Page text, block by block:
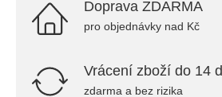
Doprava ZDARMA
pro objednávky nad Kč
Vrácení zboží do 14
zdarma a bez rizika